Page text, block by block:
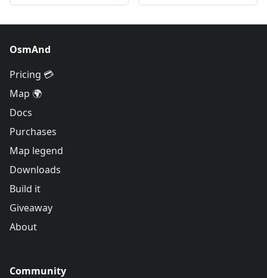
OsmAnd
Pricing 💳
Map 🌍
Docs
Purchases
Map legend
Downloads
Build it
Giveaway
About
Community